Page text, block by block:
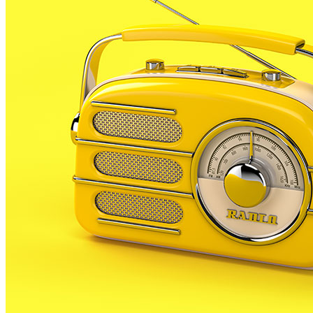
Pineda han entregat a l’Ajuntament 800 signatures en
contra de la instal·lació, a l’entrada del polígon
industrial de Mas Roger, d’un tanatori.
Els signants consideren que el lloc triat no és l’idoni
per instal·lar-hi l’equipament, ja que es troba proper
a una zona residencial, a tocar de les cases i davant
d’una llar d’avis. Els veïns expliquen que la notícia del
nou tanatori els va arribar en forma de notificació
oficial només a dues cases .
Ara els veïns es reuniran amb l’alcalde de Pineda,
Xavier Amor, a qui exposaran els seus arguments per
rebutjar la instal·lació del tanatori.
Els protestants consideren que hi ha llocs millors i